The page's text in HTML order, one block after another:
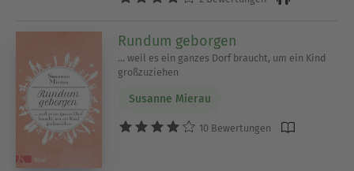
Rundum geborgen
… weil es ein ganzes Dorf braucht, um ein Kind
großzuziehen
Susanne Mierau
10 Bewertungen